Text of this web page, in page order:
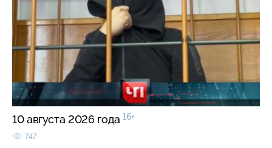
10 августа 2026 года 16+
747